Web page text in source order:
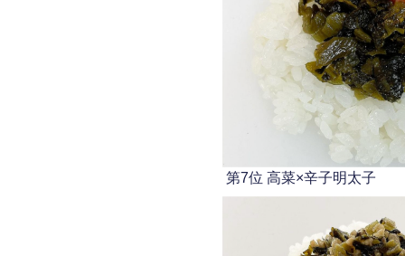
第7位 高菜×辛子明太子